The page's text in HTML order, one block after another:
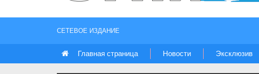
СЕТЕВОЕ ИЗДАНИЕ
Главная страница Новости Эксклюзив